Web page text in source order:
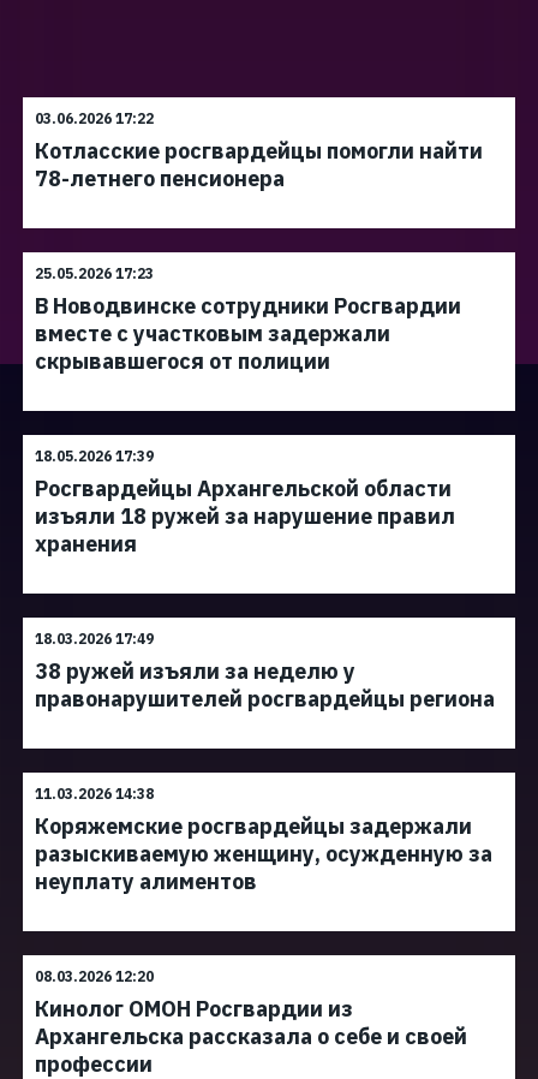
03.06.2026 17:22
Котласские росгвардейцы помогли найти
78-летнего пенсионера
25.05.2026 17:23
В Новодвинске сотрудники Росгвардии
вместе с участковым задержали
скрывавшегося от полиции
18.05.2026 17:39
Росгвардейцы Архангельской области
изъяли 18 ружей за нарушение правил
хранения
18.03.2026 17:49
38 ружей изъяли за неделю у
правонарушителей росгвардейцы региона
11.03.2026 14:38
Коряжемские росгвардейцы задержали
разыскиваемую женщину, осужденную за
неуплату алиментов
08.03.2026 12:20
Кинолог ОМОН Росгвардии из
Архангельска рассказала о себе и своей
профессии